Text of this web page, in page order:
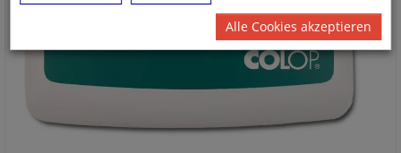
Alle Cookies akzeptieren